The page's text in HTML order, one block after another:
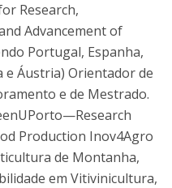
Research,
Advancement of
Portugal, Espanha,
e Áustria) Orientador de
e de Mestrado.
Production Inov4Agro
de Montanha,
em Vitivinicultura,